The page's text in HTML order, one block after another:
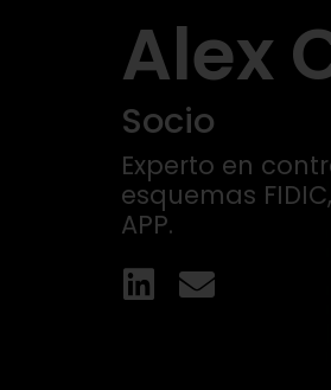
Alex
Socio
Experto en
esquemas
APP.